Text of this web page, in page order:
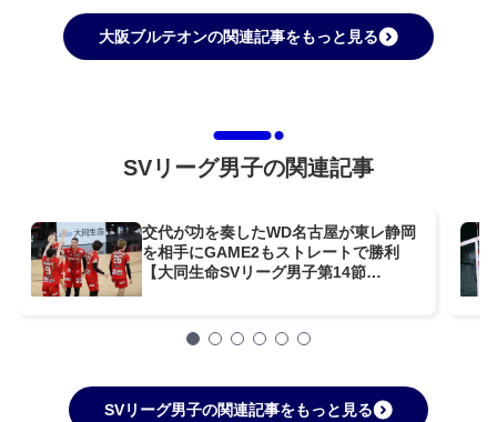
大阪ブルテオンの関連記事をもっと見る
SVリーグ男子の関連記事
交代が功を奏したWD名古屋が東レ静岡
を相手にGAME2もストレートで勝利
【大同生命SVリーグ男子第14節
SVリーグ男子の関連記事をもっと見る